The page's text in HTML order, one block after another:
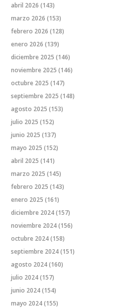
abril 2026 (143)
marzo 2026 (153)
febrero 2026 (128)
enero 2026 (139)
diciembre 2025 (146)
noviembre 2025 (146)
octubre 2025 (147)
septiembre 2025 (148)
agosto 2025 (153)
julio 2025 (152)
junio 2025 (137)
mayo 2025 (152)
abril 2025 (141)
marzo 2025 (145)
febrero 2025 (143)
enero 2025 (161)
diciembre 2024(157)
noviembre 2024(156)
octubre 2024(158)
septiembre 2024(151)
agosto 2024(160)
julio 2024(157)
junio 2024(154)
mayo 2024(155)